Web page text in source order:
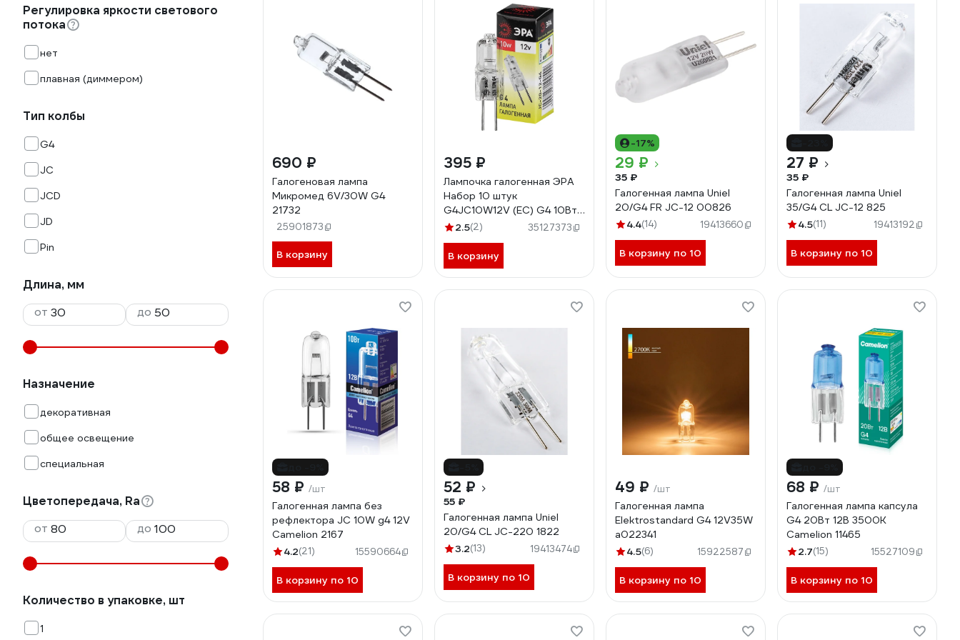
Регулировка яркости светового
потока
нет
плавная (диммером)
Тип колбы
G4
JC
JCD
JD
Pin
Длина, мм
от
до
Назначение
декоративная
общее освещение
специальная
Цветопередача, Ra
от
до
Количество в упаковке, шт
1
690 ₽
Галогеновая лампа
Микромед 6V/30W G4
21732
25901873
В корзину
395 ₽
Лампочка галогенная ЭРА
Набор 10 штук
G4JC10W12V (EC) G4 10Вт
капсула теплый белый свет
2.5(2) 35127373
В корзину
-17%
29 ₽
35 ₽
Галогенная лампа Uniel
20/G4 FR JC-12 00826
4.4(14) 19413660
В корзину по 10
27 ₽
35 ₽
Галогенная лампа Uniel
35/G4 CL JC-12 825
4.5(11) 19413192
В корзину по 10
58 ₽ /шт
Галогенная лампа без
рефлектора JC 10W g4 12V
Camelion 2167
4.2(21) 15590664
В корзину по 10
52 ₽
55 ₽
Галогенная лампа Uniel
20/G4 CL JC-220 1822
3.2(13) 19413474
В корзину по 10
49 ₽ /шт
Галогенная лампа
Elektrostandard G4 12V35W
a022341
4.5(6) 15922587
В корзину по 10
68 ₽ /шт
Галогенная лампа капсула
G4 20Вт 12В 3500К
Camelion 11465
2.7(15) 15527109
В корзину по 10